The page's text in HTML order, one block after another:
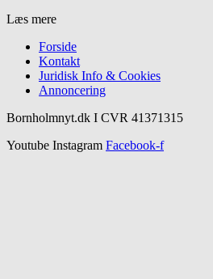
Læs mere
Forside
Kontakt
Juridisk Info & Cookies​
Annoncering
Bornholmnyt.dk I CVR 41371315
Youtube Instagram Facebook-f